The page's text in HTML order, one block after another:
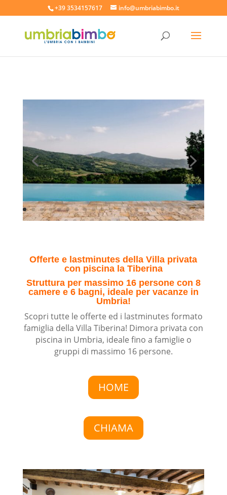
+39 3534157617 info@umbriabimbo.it
Offerte e lastminutes della Villa privata
con piscina la Tiberina
Struttura per massimo 16 persone con 8
camere e 6 bagni, ideale per vacanze in
Umbria!
Scopri tutte le offerte ed i lastminutes formato
famiglia della Villa Tiberina! Dimora privata con
piscina in Umbria, ideale fino a famiglie o
gruppi di massimo 16 persone.
HOME
CHIAMA